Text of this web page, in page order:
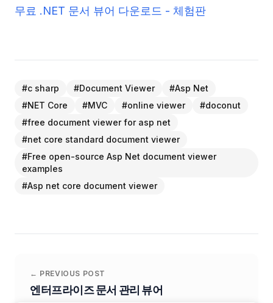
무료 .NET 문서 뷰어 다운로드 - 체험판
#c sharp #Document Viewer #Asp Net
#NET Core #MVC #online viewer #doconut
#free document viewer for asp net
#net core standard document viewer
#Free open-source Asp Net document viewer
examples
#Asp net core document viewer
← PREVIOUS POST
엔터프라이즈 문서 관리 뷰어